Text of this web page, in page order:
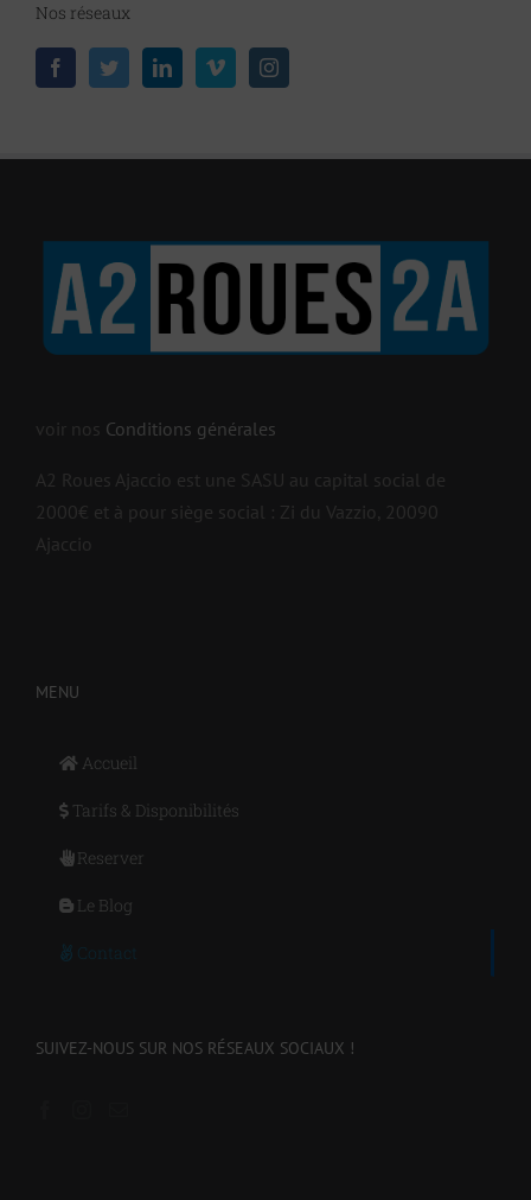
Nos réseaux
voir nos Conditions générales
A2 Roues Ajaccio est une SASU au capital social de
2000€ et à pour siège social : Zi du Vazzio, 20090
Ajaccio
MENU
Accueil
Tarifs & Disponibilités
Reserver
Le Blog
Contact
SUIVEZ-NOUS SUR NOS RÉSEAUX SOCIAUX !